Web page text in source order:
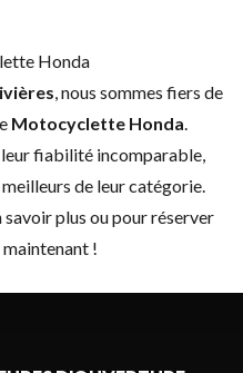
Honda
, nous sommes fiers de
Motocyclette Honda
fiabilité incomparable,
de leur catégorie.
savoir plus ou pour réserver
!